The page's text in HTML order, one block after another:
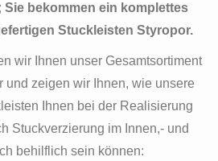
Sie bekommen ein komplettes
Stuckleisten Styropor.
wir Ihnen unser Gesamtsortiment
und zeigen wir Ihnen, wie unsere
Ihnen bei der Realisierung
Stuckverzierung im Innen,- und
behilflich sein können: